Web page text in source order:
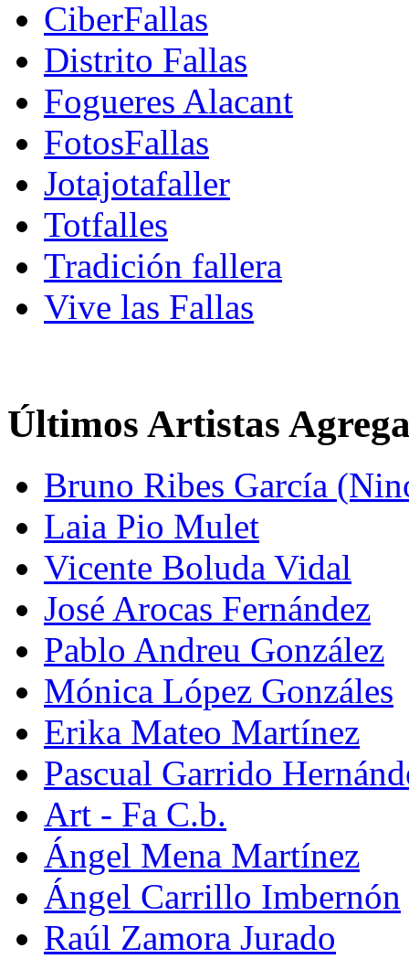
CiberFallas
Distrito Fallas
Fogueres Alacant
FotosFallas
Jotajotafaller
Totfalles
Tradición fallera
Vive las Fallas
Últimos Artistas
Bruno Ribes García
Laia Pio Mulet
Vicente Boluda Vidal
José Arocas Fernández
Pablo Andreu González
Mónica López Gonzáles
Erika Mateo Martínez
Pascual Garrido
Art - Fa C.b.
Ángel Mena Martínez
Ángel Carrillo Imbernón
Raúl Zamora Jurado